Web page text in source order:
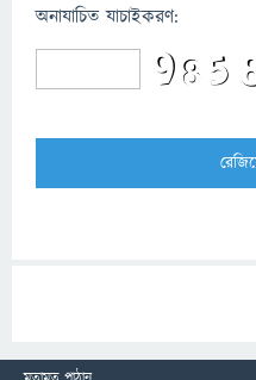
অনাযাচিত যাচাইকরণ: